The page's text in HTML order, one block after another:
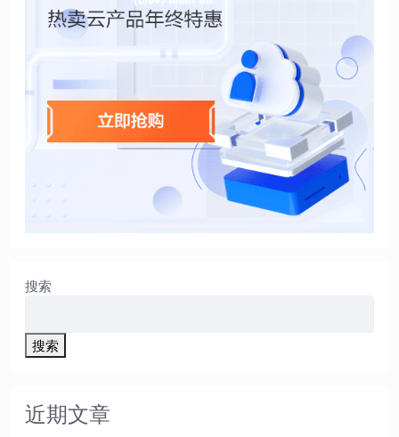
搜索
搜索
近期文章